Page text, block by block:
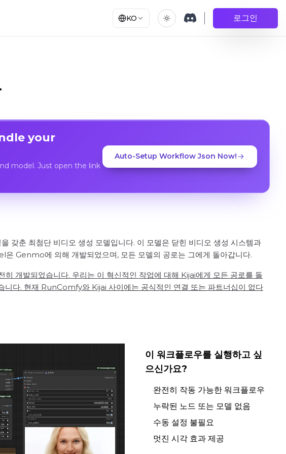
KO 로그인
your
model. Just open the link
Auto-Setup Workflow Json Now!
갖춘 최첨단 비디오 생성 모델입니다. 이 모델은 닫힌 비디오 생성 시스템과
Genmo에 의해 개발되었으며, 모든 모델의 공로는 그에게 돌아갑니다.
발되었습니다. 우리는 이 혁신적인 작업에 대해 Kijai에게 모든 공로를 돌
다. 현재 RunComfy와 Kijai 사이에는 공식적인 연결 또는 파트너십이 없다
이 워크플로우를 실행하고 싶
으신가요?
완전히 작동 가능한 워크플로우
누락된 노드 또는 모델 없음
수동 설정 불필요
멋진 시각 효과 제공